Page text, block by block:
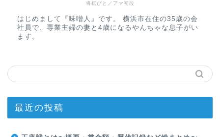
将棋びと／アマ初段
はじめまして『味噌人』です。 横浜市在住の35歳の会
社員で、専業主婦の妻と4歳になるやんちゃな息子がい
ます。
最近の投稿